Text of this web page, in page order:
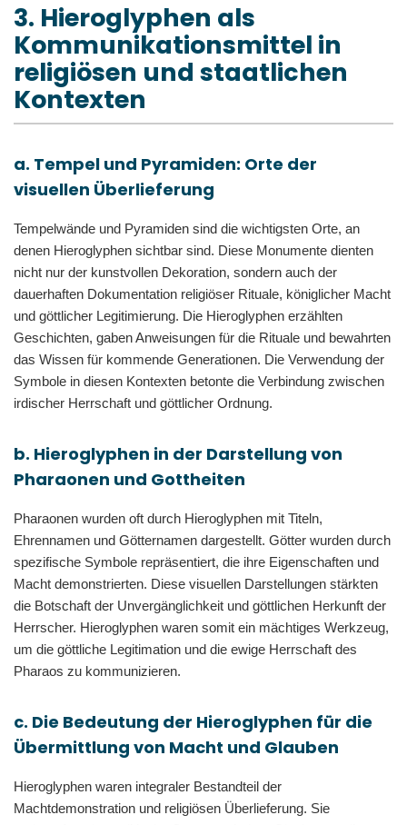
3. Hieroglyphen als
Kommunikationsmittel in
religiösen und staatlichen
Kontexten
a. Tempel und Pyramiden: Orte der
visuellen Überlieferung
Tempelwände und Pyramiden sind die wichtigsten Orte, an
denen Hieroglyphen sichtbar sind. Diese Monumente dienten
nicht nur der kunstvollen Dekoration, sondern auch der
dauerhaften Dokumentation religiöser Rituale, königlicher Macht
und göttlicher Legitimierung. Die Hieroglyphen erzählten
Geschichten, gaben Anweisungen für die Rituale und bewahrten
das Wissen für kommende Generationen. Die Verwendung der
Symbole in diesen Kontexten betonte die Verbindung zwischen
irdischer Herrschaft und göttlicher Ordnung.
b. Hieroglyphen in der Darstellung von
Pharaonen und Gottheiten
Pharaonen wurden oft durch Hieroglyphen mit Titeln,
Ehrennamen und Götternamen dargestellt. Götter wurden durch
spezifische Symbole repräsentiert, die ihre Eigenschaften und
Macht demonstrierten. Diese visuellen Darstellungen stärkten
die Botschaft der Unvergänglichkeit und göttlichen Herkunft der
Herrscher. Hieroglyphen waren somit ein mächtiges Werkzeug,
um die göttliche Legitimation und die ewige Herrschaft des
Pharaos zu kommunizieren.
c. Die Bedeutung der Hieroglyphen für die
Übermittlung von Macht und Glauben
Hieroglyphen waren integraler Bestandteil der
Machtdemonstration und religiösen Überlieferung. Sie